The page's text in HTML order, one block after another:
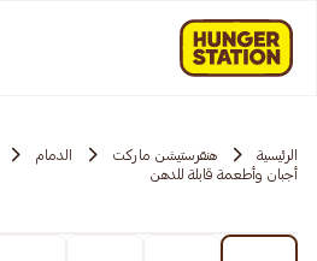
الرئيسية هنقرستيشن ماركت الدمام
أجبان وأطعمة قابلة للدهن